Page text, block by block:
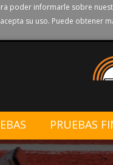
poder informarle sobre
su uso. Puede obtener
PRUEBAS